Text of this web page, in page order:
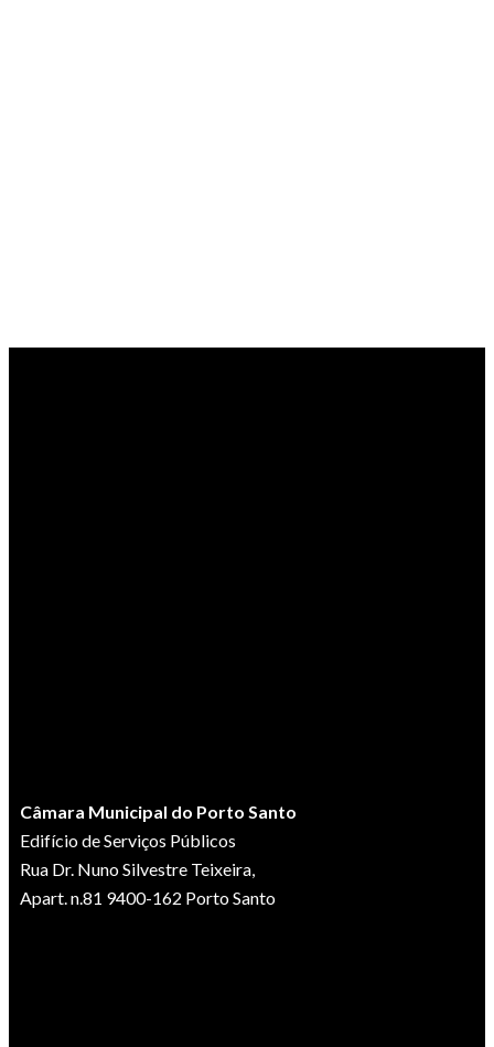
Câmara Municipal do Porto Santo
Edifício de Serviços Públicos
Rua Dr. Nuno Silvestre Teixeira,
Apart. n.81 9400-162 Porto Santo